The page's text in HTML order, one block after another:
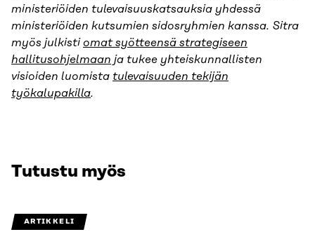
ministeriöiden tulevaisuuskatsauksia yhdessä
ministeriöiden kutsumien sidosryhmien kanssa. Sitra
myös julkistiomat syötteensä strategiseen
hallitusohjelmaan ja tukee yhteiskunnallisten
visioiden luomista tulevaisuuden tekijän
työkalupakilla.
Tutustu myös
ARTIKKELI